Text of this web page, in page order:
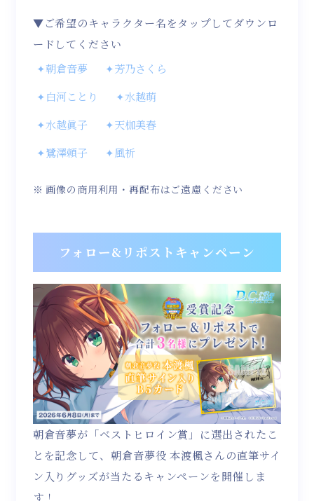
▼ご希望のキャラクター名をタップしてダウンロ
ードしてください
✦朝倉音夢
✦芳乃さくら
✦白河ことり
✦水越萌
✦水越眞子
✦天枷美春
✦鷺澤頼子
✦風祈
画像の商用利用・再配布はご遠慮ください
フォロー&リポストキャンペーン
朝倉音夢が「ベストヒロイン賞」に選出されたこ
とを記念して、朝倉音夢役 本渡楓さんの直筆サイ
ン入りグッズが当たるキャンペーンを開催しま
す！